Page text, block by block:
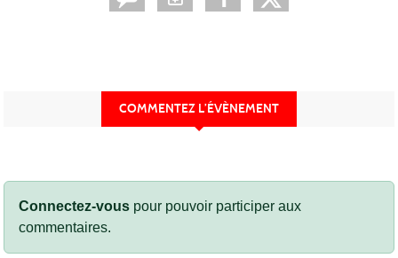
COMMENTEZ L’ÉVÈNEMENT
Connectez-vous pour pouvoir participer aux
commentaires.